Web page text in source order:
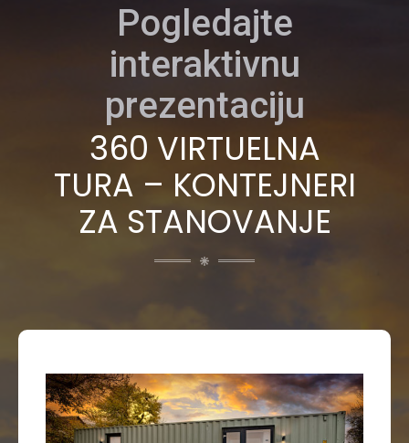
Pogledajte
interaktivnu
prezentaciju
360 VIRTUELNA
TURA – KONTEJNERI
ZA STANOVANJE